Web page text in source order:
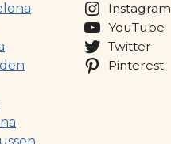
Instagram
YouTube
Twitter
Pinterest